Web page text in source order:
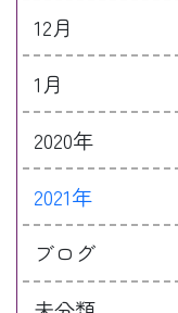
12月
1月
2020年
2021年
ブログ